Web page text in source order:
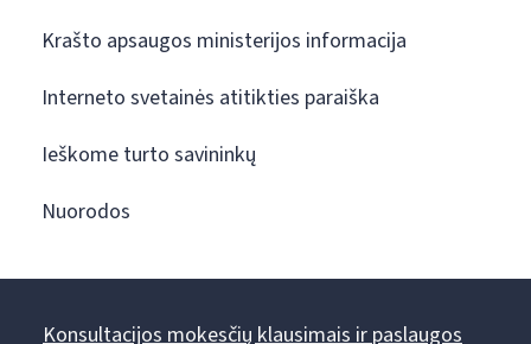
Krašto apsaugos ministerijos informacija
Interneto svetainės atitikties paraiška
Ieškome turto savininkų
Nuorodos
Konsultacijos mokesčių klausimais ir paslaugos